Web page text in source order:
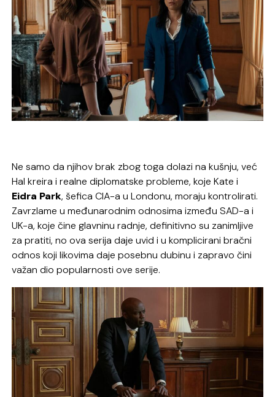
Ne samo da njihov brak zbog toga dolazi na kušnju, već
Hal kreira i realne diplomatske probleme, koje Kate i
Eidra Park, šefica CIA-a u Londonu, moraju kontrolirati.
Zavrzlame u međunarodnim odnosima između SAD-a i
UK-a, koje čine glavninu radnje, definitivno su zanimljive
za pratiti, no ova serija daje uvid i u komplicirani bračni
odnos koji likovima daje posebnu dubinu i zapravo čini
važan dio popularnosti ove serije.